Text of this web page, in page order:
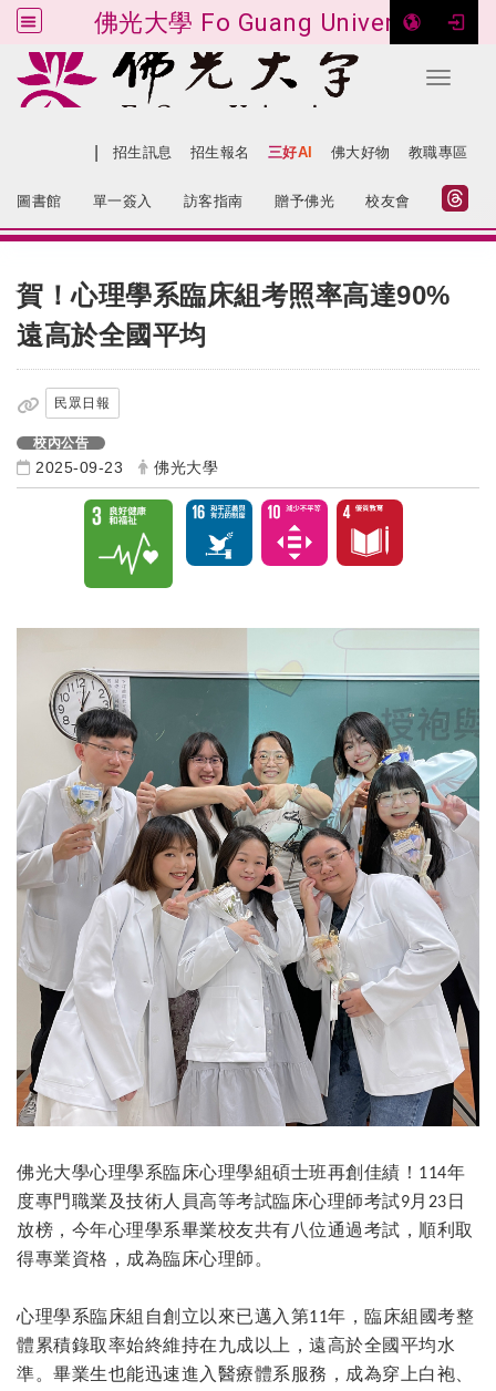
佛光大學 Fo Guang University
Toggle
跳到主要內容
招生訊息 招生報名 三好AI 佛大好物 教職專區
圖書館 單一簽入 訪客指南 贈予佛光 校友會
賀！心理學系臨床組考照率高達90%
遠高於全國平均
民眾日報
校內公告
2025-09-23 佛光大學
佛光大學心理學系臨床心理學組碩士班再創佳績！ 114年
度專門職業及技術人員高等考試臨床心理師考試9月 23 日
放榜，今年心理學系畢業校友共有八位通過考試，順利取
得專業資格，成為臨床心理師。
心理學系臨床組自創立以來已邁入第11年，臨床組國考整
體累積錄取率始終維持在九成以上，遠高於全國平均水
準。畢業生也能迅速進入醫療體系服務，成為穿上白袍、